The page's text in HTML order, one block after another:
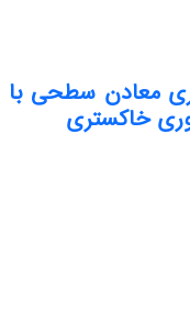
معادن سطحی با
خاکستری